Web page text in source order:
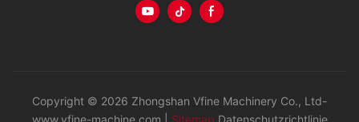
Copyright © 2026 Zhongshan Vfine Machinery Co., Ltd-
www.vfine-machine.com |
Sitemap Datenschutzrichtlinie